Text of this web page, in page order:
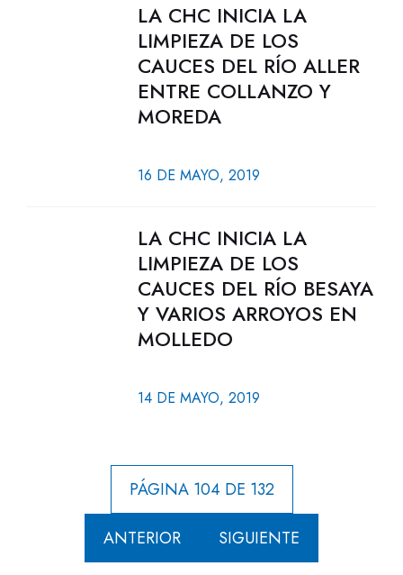
LA CHC INICIA LA
LIMPIEZA DE LOS
CAUCES DEL RÍO ALLER
ENTRE COLLANZO Y
MOREDA
16 DE MAYO, 2019
LA CHC INICIA LA
LIMPIEZA DE LOS
CAUCES DEL RÍO BESAYA
Y VARIOS ARROYOS EN
MOLLEDO
14 DE MAYO, 2019
PÁGINA 104 DE 132
ANTERIOR SIGUIENTE